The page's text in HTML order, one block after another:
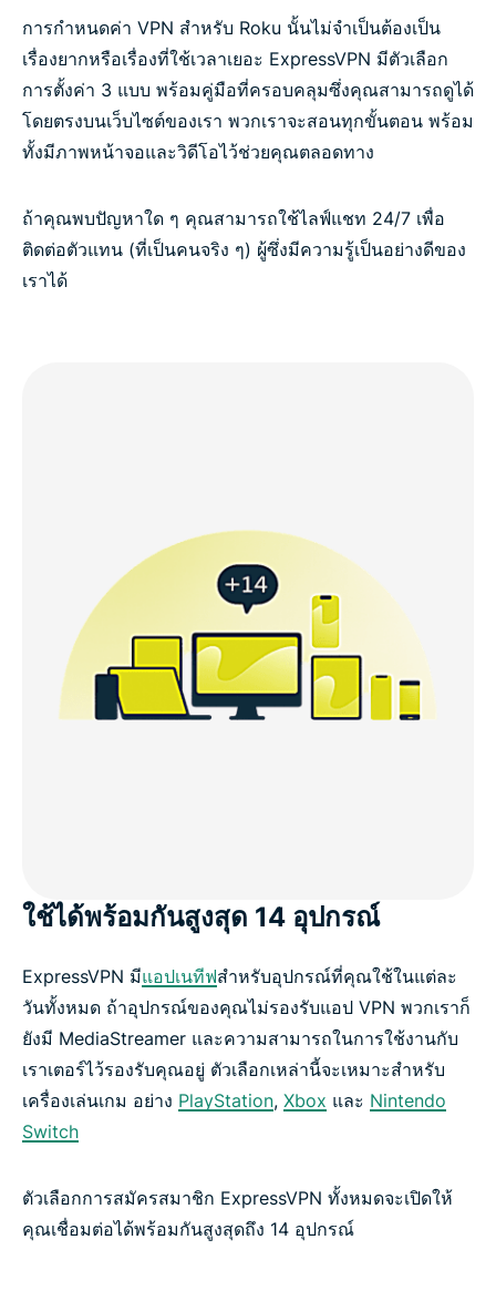
การกำหนดค่า VPN สำหรับ Roku นั้นไม่จำเป็นต้องเป็น
เรื่องยากหรือเรื่องที่ใช้เวลาเยอะ ExpressVPN มีตัวเลือก
การตั้งค่า 3 แบบ พร้อมคู่มือที่ครอบคลุมซึ่งคุณสามารถดูได้
โดยตรงบนเว็บไซต์ของเรา พวกเราจะสอนทุกขั้นตอน พร้อม
ทั้งมีภาพหน้าจอและวิดีโอไว้ช่วยคุณตลอดทาง
ถ้าคุณพบปัญหาใด ๆ คุณสามารถใช้ไลฟ์แชท 24/7 เพื่อ
ติดต่อตัวแทน (ที่เป็นคนจริง ๆ) ผู้ซึ่งมีความรู้เป็นอย่างดีของ
เราได้
ใช้ได้พร้อมกันสูงสุด 14 อุปกรณ์
ExpressVPN มีแอปเนทีฟสำหรับอุปกรณ์ที่คุณใช้ในแต่ละ
วันทั้งหมด ถ้าอุปกรณ์ของคุณไม่รองรับแอป VPN พวกเราก็
ยังมี MediaStreamer และความสามารถในการใช้งานกับ
เราเตอร์ไว้รองรับคุณอยู่ ตัวเลือกเหล่านี้จะเหมาะสำหรับ
เครื่องเล่นเกม อย่าง PlayStation, Xbox และ Nintendo
Switch
ตัวเลือกการสมัครสมาชิก ExpressVPN ทั้งหมดจะเปิดให้
คุณเชื่อมต่อได้พร้อมกันสูงสุดถึง 14 อุปกรณ์